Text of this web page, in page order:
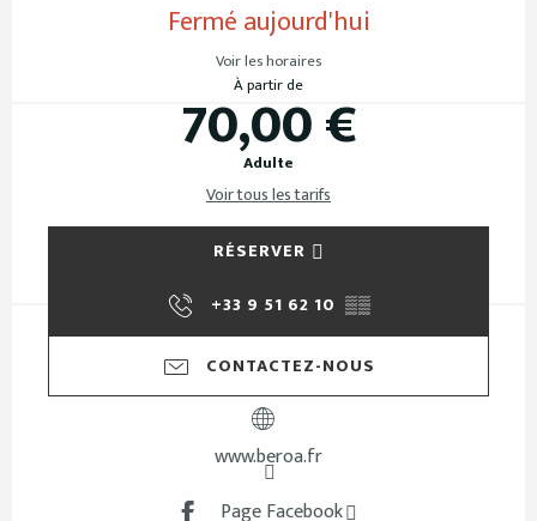
Fermé aujourd'hui
Voir les horaires
À partir de
70,00 €
Adulte
Voir tous les tarifs
RÉSERVER
+33 9 51 62 10 ▒▒
CONTACTEZ-NOUS
www.beroa.fr
Page Facebook